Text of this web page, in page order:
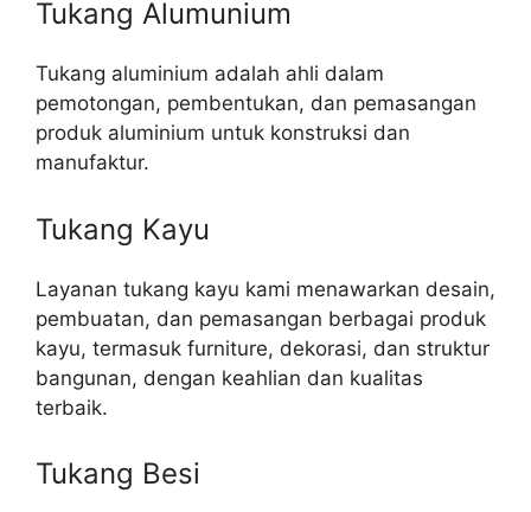
Tukang Alumunium
Tukang aluminium adalah ahli dalam
pemotongan, pembentukan, dan pemasangan
produk aluminium untuk konstruksi dan
manufaktur.
Tukang Kayu
Layanan tukang kayu kami menawarkan desain,
pembuatan, dan pemasangan berbagai produk
kayu, termasuk furniture, dekorasi, dan struktur
bangunan, dengan keahlian dan kualitas
terbaik.
Tukang Besi